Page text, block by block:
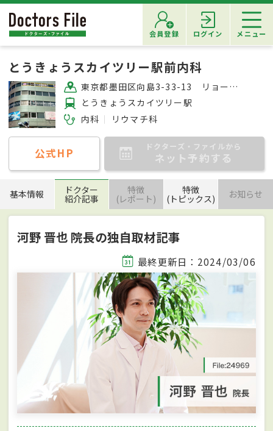
会員登録 ログイン メニュー
とうきょうスカイツリー駅前内科
東京都墨田区向島3-33-13 リョービビル4F
とうきょうスカイツリー駅
内科
リウマチ科
公式HP ドクターズ・ファイルから
ネット予約する
基本情報 ドクター
紹介記事
特徴
(レポート)
特徴
(トピックス) お知らせ
河野 晋也 院長の独自取材記事
最終更新日：2024/03/06